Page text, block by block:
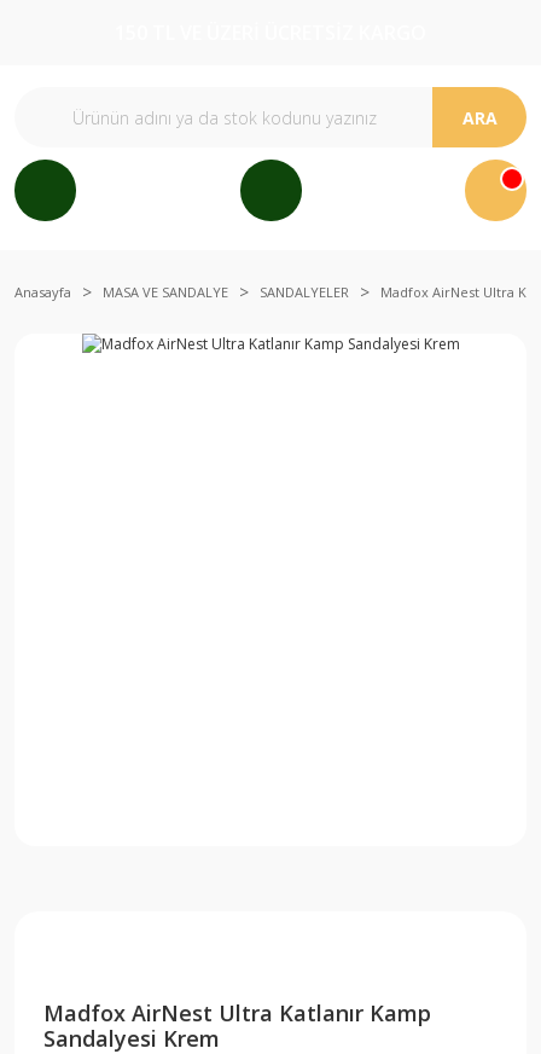
ARA
Anasayfa MASA VE SANDALYE SANDALYELER Madfox AirNest Ultra
Madfox AirNest Ultra Katlanır Kamp
Sandalyesi Krem